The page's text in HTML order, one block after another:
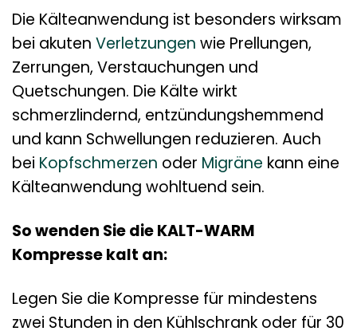
Die Kälteanwendung ist besonders wirksam
bei akuten Verletzungen wie Prellungen,
Zerrungen, Verstauchungen und
Quetschungen. Die Kälte wirkt
schmerzlindernd, entzündungshemmend
und kann Schwellungen reduzieren. Auch
bei Kopfschmerzen oder Migräne kann eine
Kälteanwendung wohltuend sein.
So wenden Sie die KALT-WARM
Kompresse kalt an:
Legen Sie die Kompresse für mindestens
zwei Stunden in den Kühlschrank oder für 30